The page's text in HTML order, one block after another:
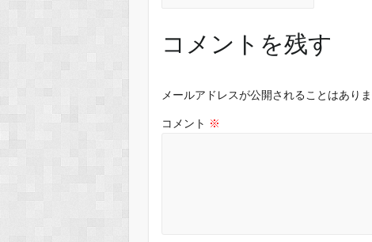
コメントを残す
メールアドレスが公開されることはありま
コメント ※